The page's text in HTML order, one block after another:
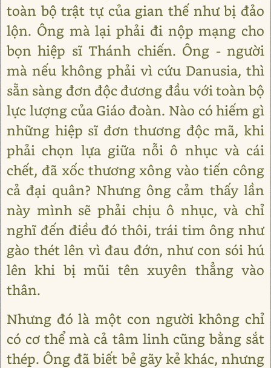
toàn bộ trật tự của gian thế như bị đảo
lộn. Ông mà lại phải đi nộp mạng cho
bọn hiệp sĩ Thánh chiến. Ông - người
mà nếu không phải vì cứu Danusia, thì
sẵn sàng đơn độc đương đầu với toàn bộ
lực lượng của Giáo đoàn. Nào có hiếm gì
những hiệp sĩ đơn thương độc mã, khi
phải chọn lựa giữa nỗi ô nhục và cái
chết, đã xốc thương xông vào tiến công
cả đại quân? Nhưng ông cảm thấy lần
này mình sẽ phải chịu ô nhục, và chỉ
nghĩ đến điều đó thôi, trái tim ông như
gào thét lên vì đau đớn, như con sói hú
lên khi bị mũi tên xuyên thẳng vào
thân.
Nhưng đó là một con người không chỉ
có cơ thể mà cả tâm linh cũng bằng sắt
thép. Ông đã biết bẻ gãy kẻ khác, nhưng